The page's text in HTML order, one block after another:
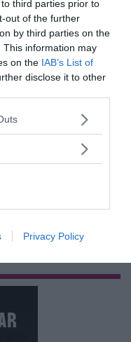
third parties prior to
out of the further
by third parties on the
This information may
on the IAB’s List of
disclose it to other
one or more Google
You may click to
in below Google
Privacy Policy
mail